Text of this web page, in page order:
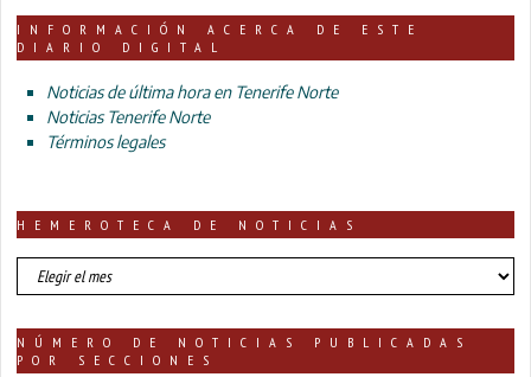
INFORMACIÓN ACERCA DE ESTE
DIARIO DIGITAL
Noticias de última hora en Tenerife Norte
Noticias Tenerife Norte
Términos legales
HEMEROTECA DE NOTICIAS
HEMEROTECA
DE
NÚMERO DE NOTICIAS PUBLICADAS
POR SECCIONES